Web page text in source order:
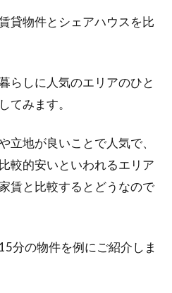
貸物件とシェアハウスを比
らしに人気のエリアのひと
てみます。
立地が良いことで人気で、
較的安いといわれるエリア
賃と比較するとどうなので
分の物件を例にご紹介しま